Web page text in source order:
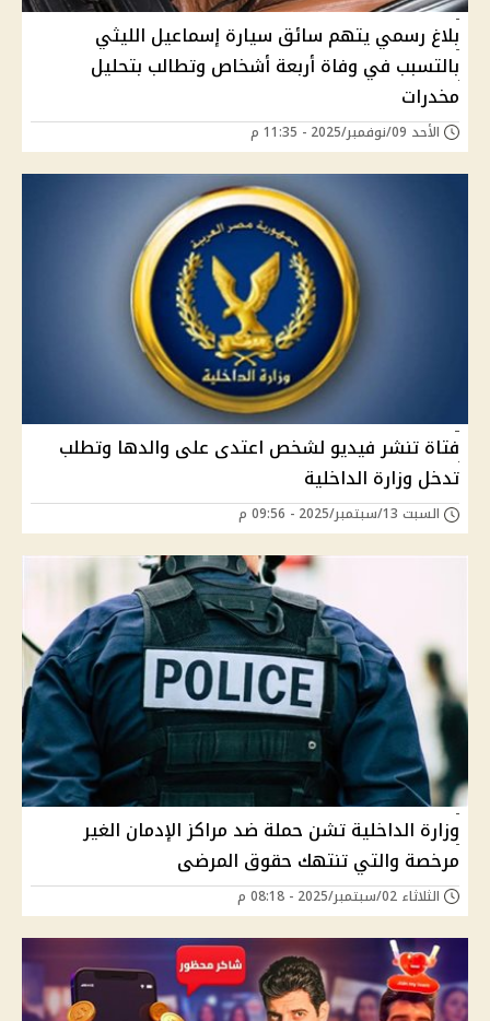
بلاغ رسمي يتهم سائق سيارة إسماعيل الليثي
بالتسبب في وفاة أربعة أشخاص وتطالب بتحليل
مخدرات
الأحد 09/نوفمبر/2025 - 11:35 م
فتاة تنشر فيديو لشخص اعتدى على والدها وتطلب
تدخل وزارة الداخلية
السبت 13/سبتمبر/2025 - 09:56 م
وزارة الداخلية تشن حملة ضد مراكز الإدمان الغير
مرخصة والتي تنتهك حقوق المرضى
الثلاثاء 02/سبتمبر/2025 - 08:18 م